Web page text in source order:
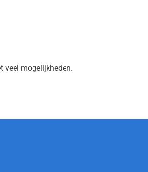
veel mogelijkheden.